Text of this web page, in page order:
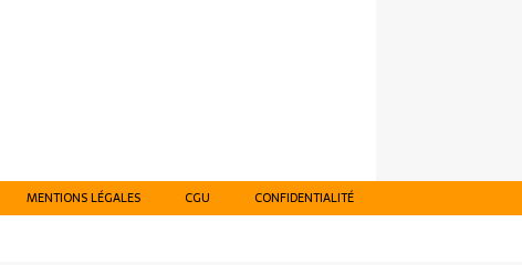
MENTIONS LÉGALES CGU CONFIDENTIALITÉ